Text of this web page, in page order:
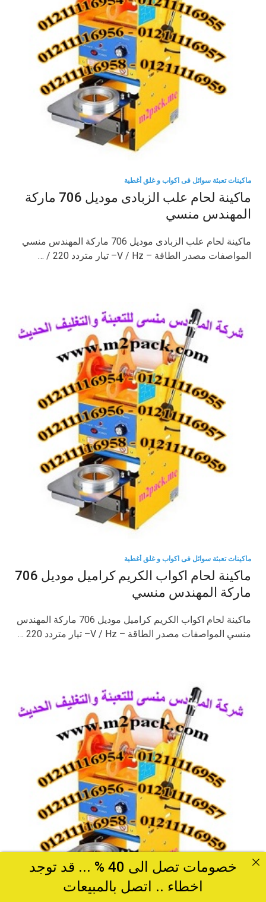
ماكينات تعبئة سوائل فى اكواب و غلق أغطية
ماكينة لحام علب الزبادى موديل 706 ماركة
المهندس منسي
ماكينة لحام علب الزبادى موديل 706 ماركة المهندس منسي
المواصفات مصدر الطاقة – V / Hz– تيار متردد 220 / …
ماكينات تعبئة سوائل فى اكواب و غلق أغطية
ماكينة لحام اكواب الكريم كراميل موديل 706
ماركة المهندس منسي
ماكينة لحام اكواب الكريم كراميل موديل 706 ماركة المهندس
منسي المواصفات مصدر الطاقة – V / Hz– تيار متردد 220 …
خصومات تصل الى 40 % ... قد توجد
اخطاء .. اتصل بالمبيعات